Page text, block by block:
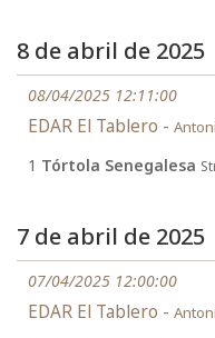
8 de abril de 2025
08/04/2025 12:11:00
EDAR El Tablero -
1 Tórtola Senegalesa
7 de abril de 2025
07/04/2025 12:00:00
EDAR El Tablero -